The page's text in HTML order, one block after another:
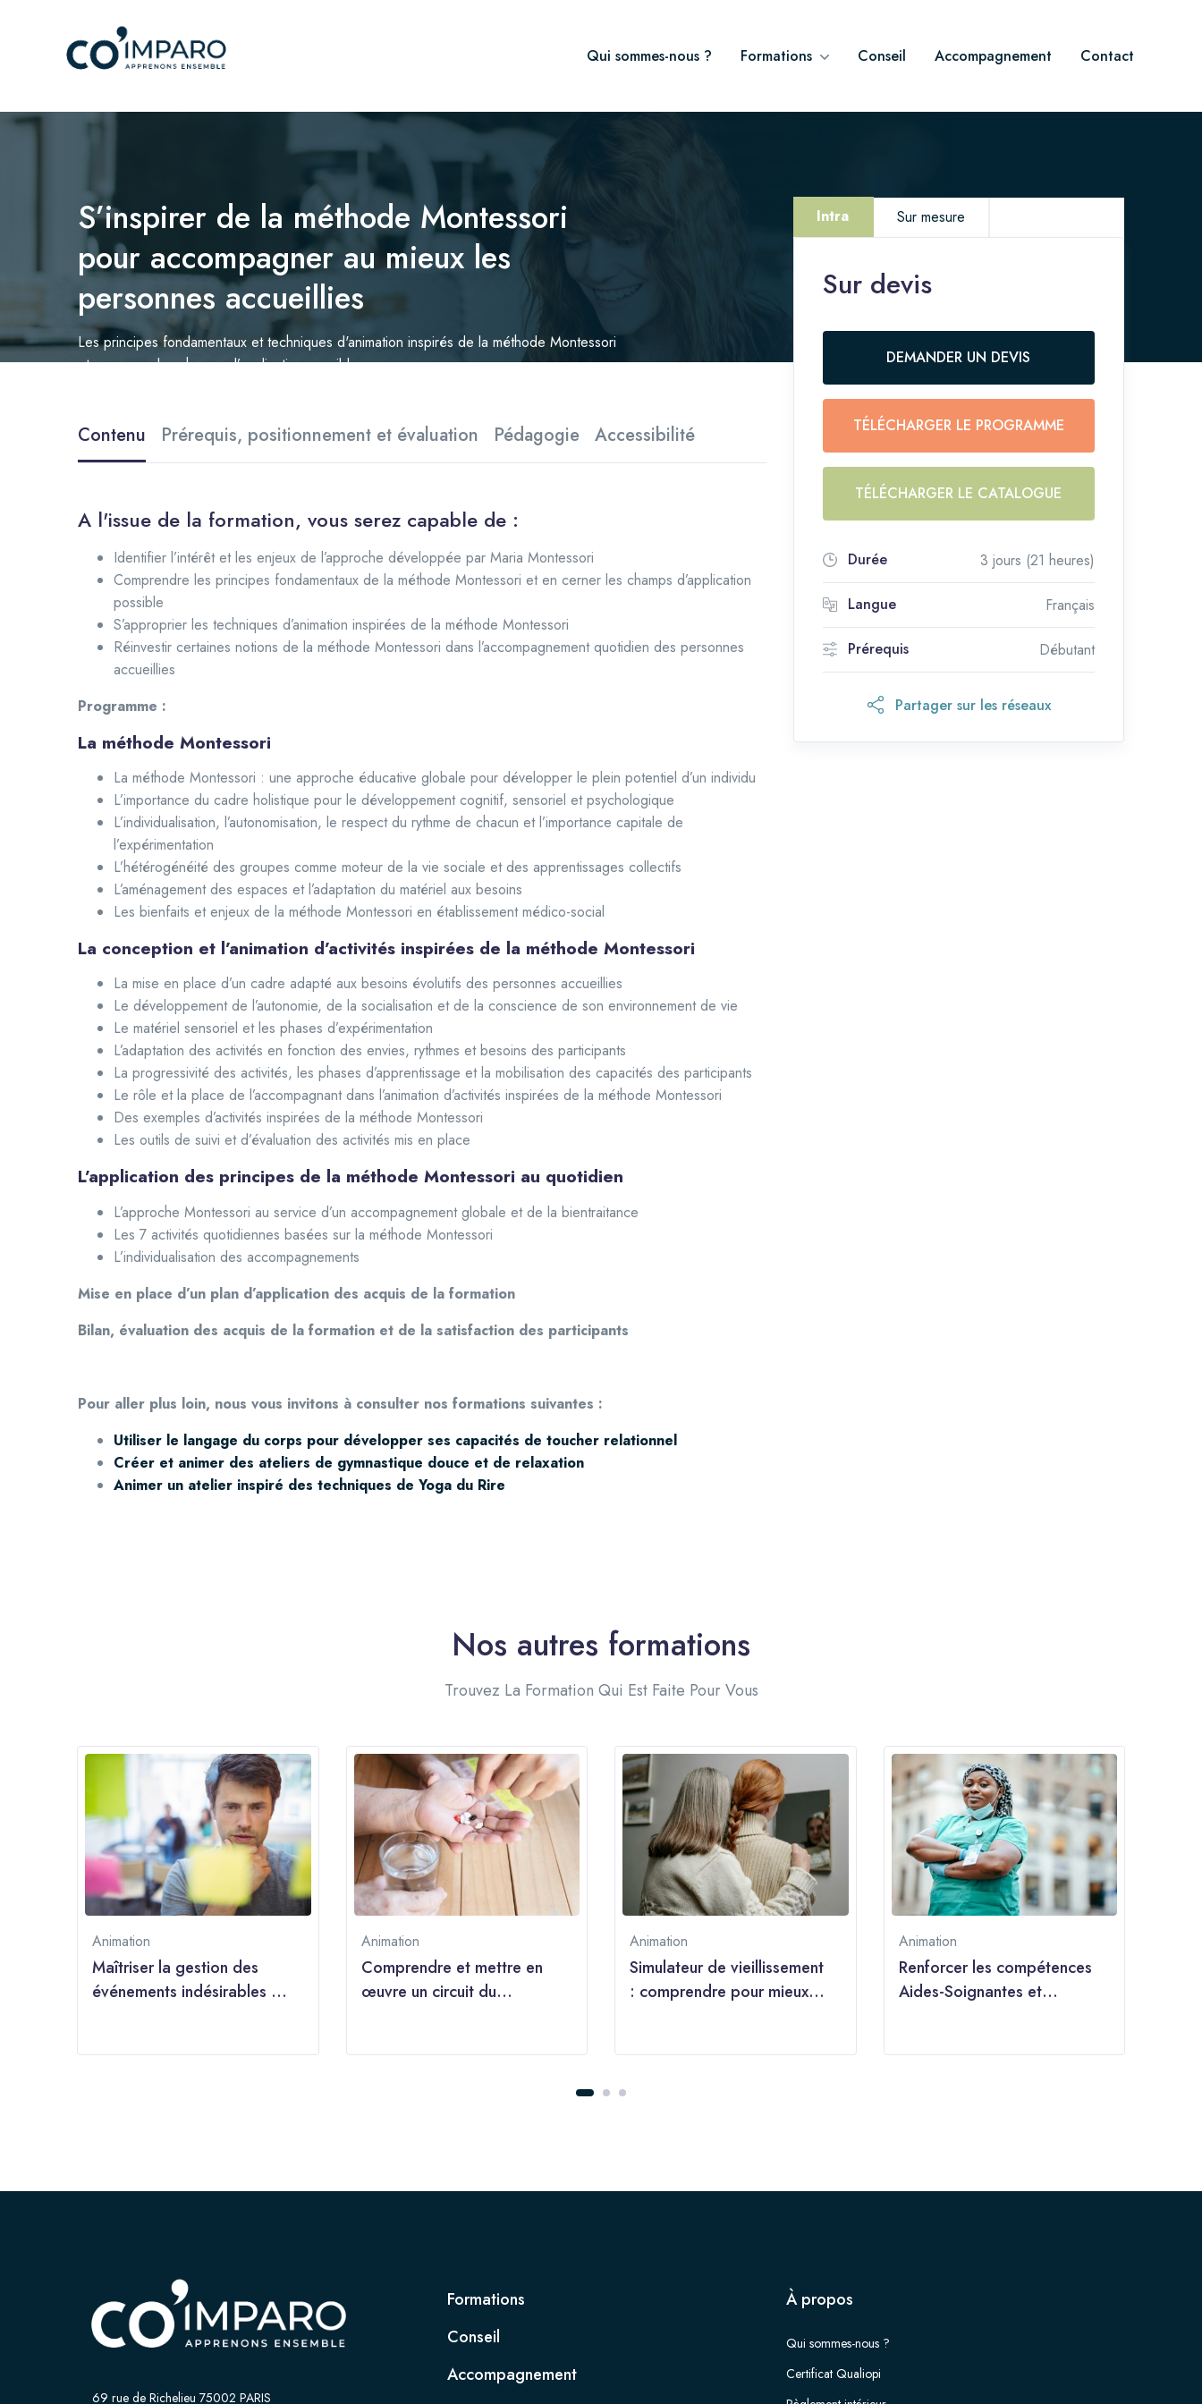
Qui sommes-nous ? Formations Conseil Accompagnement Contact
S’inspirer de la méthode Montessori
pour accompagner au mieux les
personnes accueillies
Les principes fondamentaux et techniques d'animation inspirés de la méthode Montessori
et en cerner les champs d’application possibles
Contenu Prérequis, positionnement et évaluation Pédagogie Accessibilité
A l'issue de la formation, vous serez capable de :
Identifier l’intérêt et les enjeux de l’approche développée par Maria Montessori
Comprendre les principes fondamentaux de la méthode Montessori et en cerner les champs d’application
possible
S’approprier les techniques d’animation inspirées de la méthode Montessori
Réinvestir certaines notions de la méthode Montessori dans l’accompagnement quotidien des personnes
accueillies
Programme :
La méthode Montessori
La méthode Montessori : une approche éducative globale pour développer le plein potentiel d’un individu
L’importance du cadre holistique pour le développement cognitif, sensoriel et psychologique
L’individualisation, l’autonomisation, le respect du rythme de chacun et l’importance capitale de
l’expérimentation
L’hétérogénéité des groupes comme moteur de la vie sociale et des apprentissages collectifs
L’aménagement des espaces et l’adaptation du matériel aux besoins
Les bienfaits et enjeux de la méthode Montessori en établissement médico-social
La conception et l’animation d’activités inspirées de la méthode Montessori
La mise en place d’un cadre adapté aux besoins évolutifs des personnes accueillies
Le développement de l’autonomie, de la socialisation et de la conscience de son environnement de vie
Le matériel sensoriel et les phases d’expérimentation
L’adaptation des activités en fonction des envies, rythmes et besoins des participants
La progressivité des activités, les phases d’apprentissage et la mobilisation des capacités des participants
Le rôle et la place de l’accompagnant dans l’animation d’activités inspirées de la méthode Montessori
Des exemples d’activités inspirées de la méthode Montessori
Les outils de suivi et d’évaluation des activités mis en place
L’application des principes de la méthode Montessori au quotidien
L’approche Montessori au service d’un accompagnement globale et de la bientraitance
Les 7 activités quotidiennes basées sur la méthode Montessori
L’individualisation des accompagnements
Mise en place d’un plan d’application des acquis de la formation
Bilan, évaluation des acquis de la formation et de la satisfaction des participants
Pour aller plus loin, nous vous invitons à consulter nos formations suivantes :
Utiliser le langage du corps pour développer ses capacités de toucher relationnel
Créer et animer des ateliers de gymnastique douce et de relaxation
Animer un atelier inspiré des techniques de Yoga du Rire
Intra
Sur devis
DEMANDER UN DEVIS
TÉLÉCHARGER LE PROGRAMME
TÉLÉCHARGER LE CATALOGUE
Durée 3 jours (21 heures)
Langue Français
Prérequis Débutant
Partager sur les réseaux
Sur mesure
Vous êtes intéressé.e par cette thématique
mais avez un projet spécifique ?
NOUS CONTACTER
Nos autres formations
Trouvez La Formation Qui Est Faite Pour Vous
Animation
Maîtriser la gestion des
événements indésirables en
Animation
Comprendre et mettre en
œuvre un circuit du
Animation
Simulateur de vieillissement
: comprendre pour mieux
Animation
Renforcer les compétences
Aides-Soignantes et
69 rue de Richelieu 75002 PARIS
Formations
Conseil
Accompagnement
À propos
Qui sommes-nous ?
Certificat Qualiopi